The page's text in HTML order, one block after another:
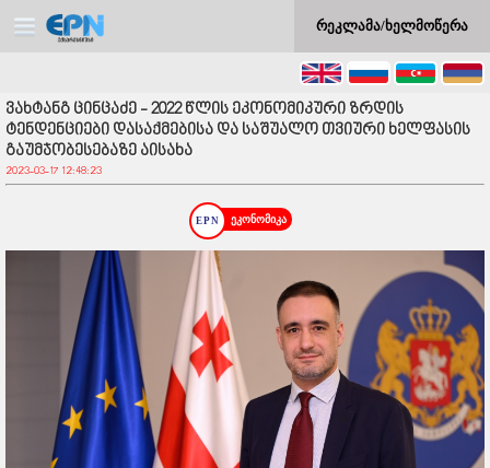
რეკლამა/ხელმოწერა
ვახტანგ ცინცაძე - 2022 წლის ეკონომიკური ზრდის
ტენდენციები დასაქმებისა და საშუალო თვიური ხელფასის
გაუმჯობესებაზე აისახა
2023-03-17 12:48:23
ეკონომიკა